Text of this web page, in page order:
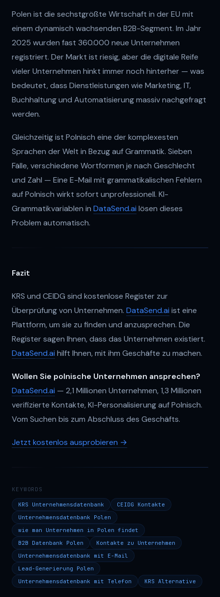
Polen ist die sechstgrößte Wirtschaft in der EU mit
einem dynamisch wachsenden B2B-Segment. Im Jahr
2025 wurden fast 360.000 neue Unternehmen
registriert. Der Markt ist riesig, aber die digitale Reife
vieler Unternehmen hinkt immer noch hinterher — was
bedeutet, dass Dienstleistungen wie Marketing, IT,
Buchhaltung und Automatisierung massiv nachgefragt
werden.
Gleichzeitig ist Polnisch eine der komplexesten
Sprachen der Welt in Bezug auf Grammatik. Sieben
Fälle, verschiedene Wortformen je nach Geschlecht
und Zahl — Eine E-Mail mit grammatikalischen Fehlern
auf Polnisch wirkt sofort unprofessionell. KI-
Grammatikvariablen in DataSend.ai lösen dieses
Problem automatisch.
Fazit
KRS und CEIDG sind kostenlose Register zur
Überprüfung von Unternehmen. DataSend.ai ist eine
Plattform, um sie zu finden und anzusprechen. Die
Register sagen Ihnen, dass das Unternehmen existiert.
DataSend.ai hilft Ihnen, mit ihm Geschäfte zu machen.
Wollen Sie polnische Unternehmen ansprechen?
DataSend.ai — 2,1 Millionen Unternehmen, 1,3 Millionen
verifizierte Kontakte, KI-Personalisierung auf Polnisch.
Vom Suchen bis zum Abschluss des Geschäfts.
Jetzt kostenlos ausprobieren →
KEYWORDS
KRS Unternehmensdatenbank
CEIDG Kontakte
Unternehmensdatenbank Polen
wie man Unternehmen in Polen findet
B2B Datenbank Polen
Kontakte zu Unternehmen
Unternehmensdatenbank mit E-Mail
Lead-Generierung Polen
Unternehmensdatenbank mit Telefon
KRS Alternative